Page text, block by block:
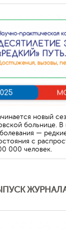
новый
больнице. В
—
с
000 человек.